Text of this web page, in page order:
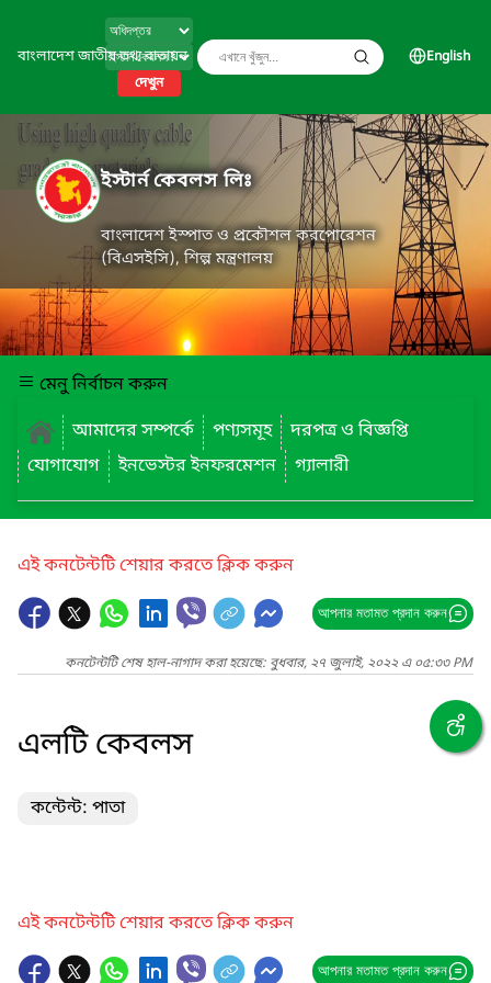
বাংলাদেশ জাতীয় তথ্য বাতায়ন
দেখুন
English
ইস্টার্ন কেবলস লিঃ
বাংলাদেশ ইস্পাত ও প্রকৌশল করপোরেশন
(বিএসইসি), শিল্প মন্ত্রণালয়
মেনু নির্বাচন করুন
আমাদের সম্পর্কে
পণ্যসমূহ
দরপত্র ও বিজ্ঞপ্তি
যোগাযোগ
ইনভেস্টর ইনফরমেশন গ্যালারী
এই কনটেন্টটি শেয়ার করতে ক্লিক করুন
আপনার মতামত প্রদান করুন
কনটেন্টটি শেষ হাল-নাগাদ করা হয়েছে: বুধবার, ২৭ জুলাই, ২০২২ এ ০৫:৩৩ PM
এলটি কেবলস
কন্টেন্ট: পাতা
এই কনটেন্টটি শেয়ার করতে ক্লিক করুন
আপনার মতামত প্রদান করুন